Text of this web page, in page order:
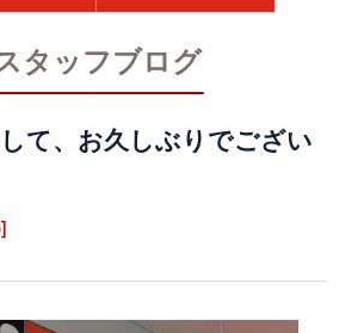
タッフブログ
て、お久しぶりでござい